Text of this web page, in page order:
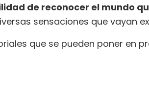
de reconocer el mundo
sensaciones que vayan
que se pueden poner en